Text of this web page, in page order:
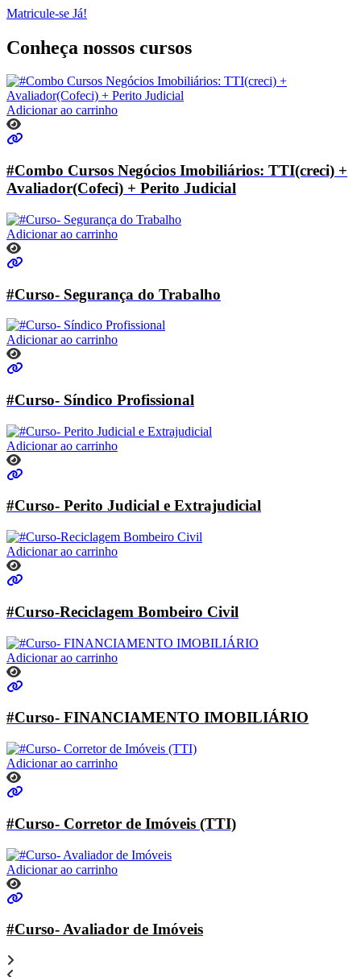
Matricule-se Já!
Conheça nossos cursos
Adicionar ao carrinho
#Combo Cursos Negócios Imobiliários​: TTI(creci) +
Avaliador(Cofeci) + Perito Judicial
Adicionar ao carrinho
#Curso- Segurança do Trabalho
Adicionar ao carrinho
#Curso- Síndico Profissional
Adicionar ao carrinho
#Curso- Perito Judicial e Extrajudicial
Adicionar ao carrinho
#Curso-Reciclagem Bombeiro Civil
Adicionar ao carrinho
#Curso- FINANCIAMENTO IMOBILIÁRIO
Adicionar ao carrinho
#Curso- Corretor de Imóveis (TTI)
Adicionar ao carrinho
#Curso- Avaliador de Imóveis